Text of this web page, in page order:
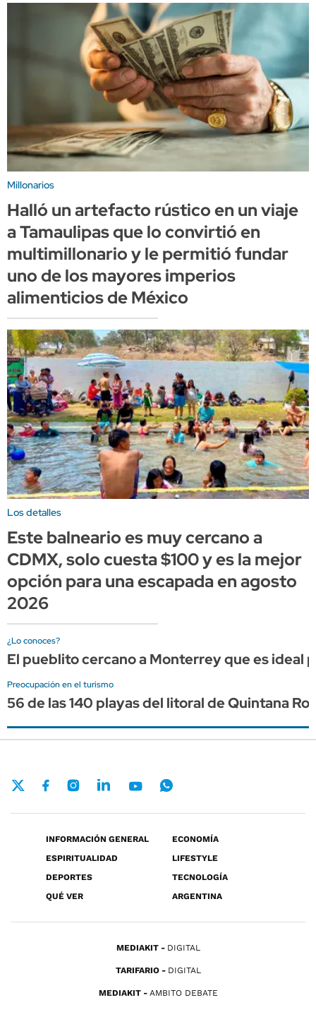
Millonarios
Halló un artefacto rústico en un viaje
a Tamaulipas que lo convirtió en
multimillonario y le permitió fundar
uno de los mayores imperios
alimenticios de México
Los detalles
Este balneario es muy cercano a
CDMX, solo cuesta $100 y es la mejor
opción para una escapada en agosto
2026
¿Lo conoces?
El pueblito cercano a Monterrey que es ideal
Preocupación en el turismo
56 de las 140 playas del litoral de Quintana
INFORMACIÓN GENERAL
ECONOMÍA
ESPIRITUALIDAD
LIFESTYLE
DEPORTES
TECNOLOGÍA
QUÉ VER
ARGENTINA
MEDIAKIT DIGITAL
TARIFARIO DIGITAL
MEDIAKIT AMBITO DEBATE